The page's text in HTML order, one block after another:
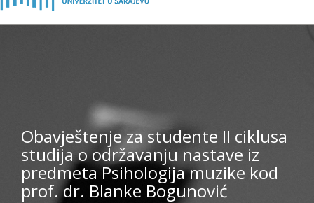
Obavještenje za studente II ciklusa
studija o održavanju nastave iz
predmeta Psihologija muzike kod
prof. dr. Blanke Bogunović